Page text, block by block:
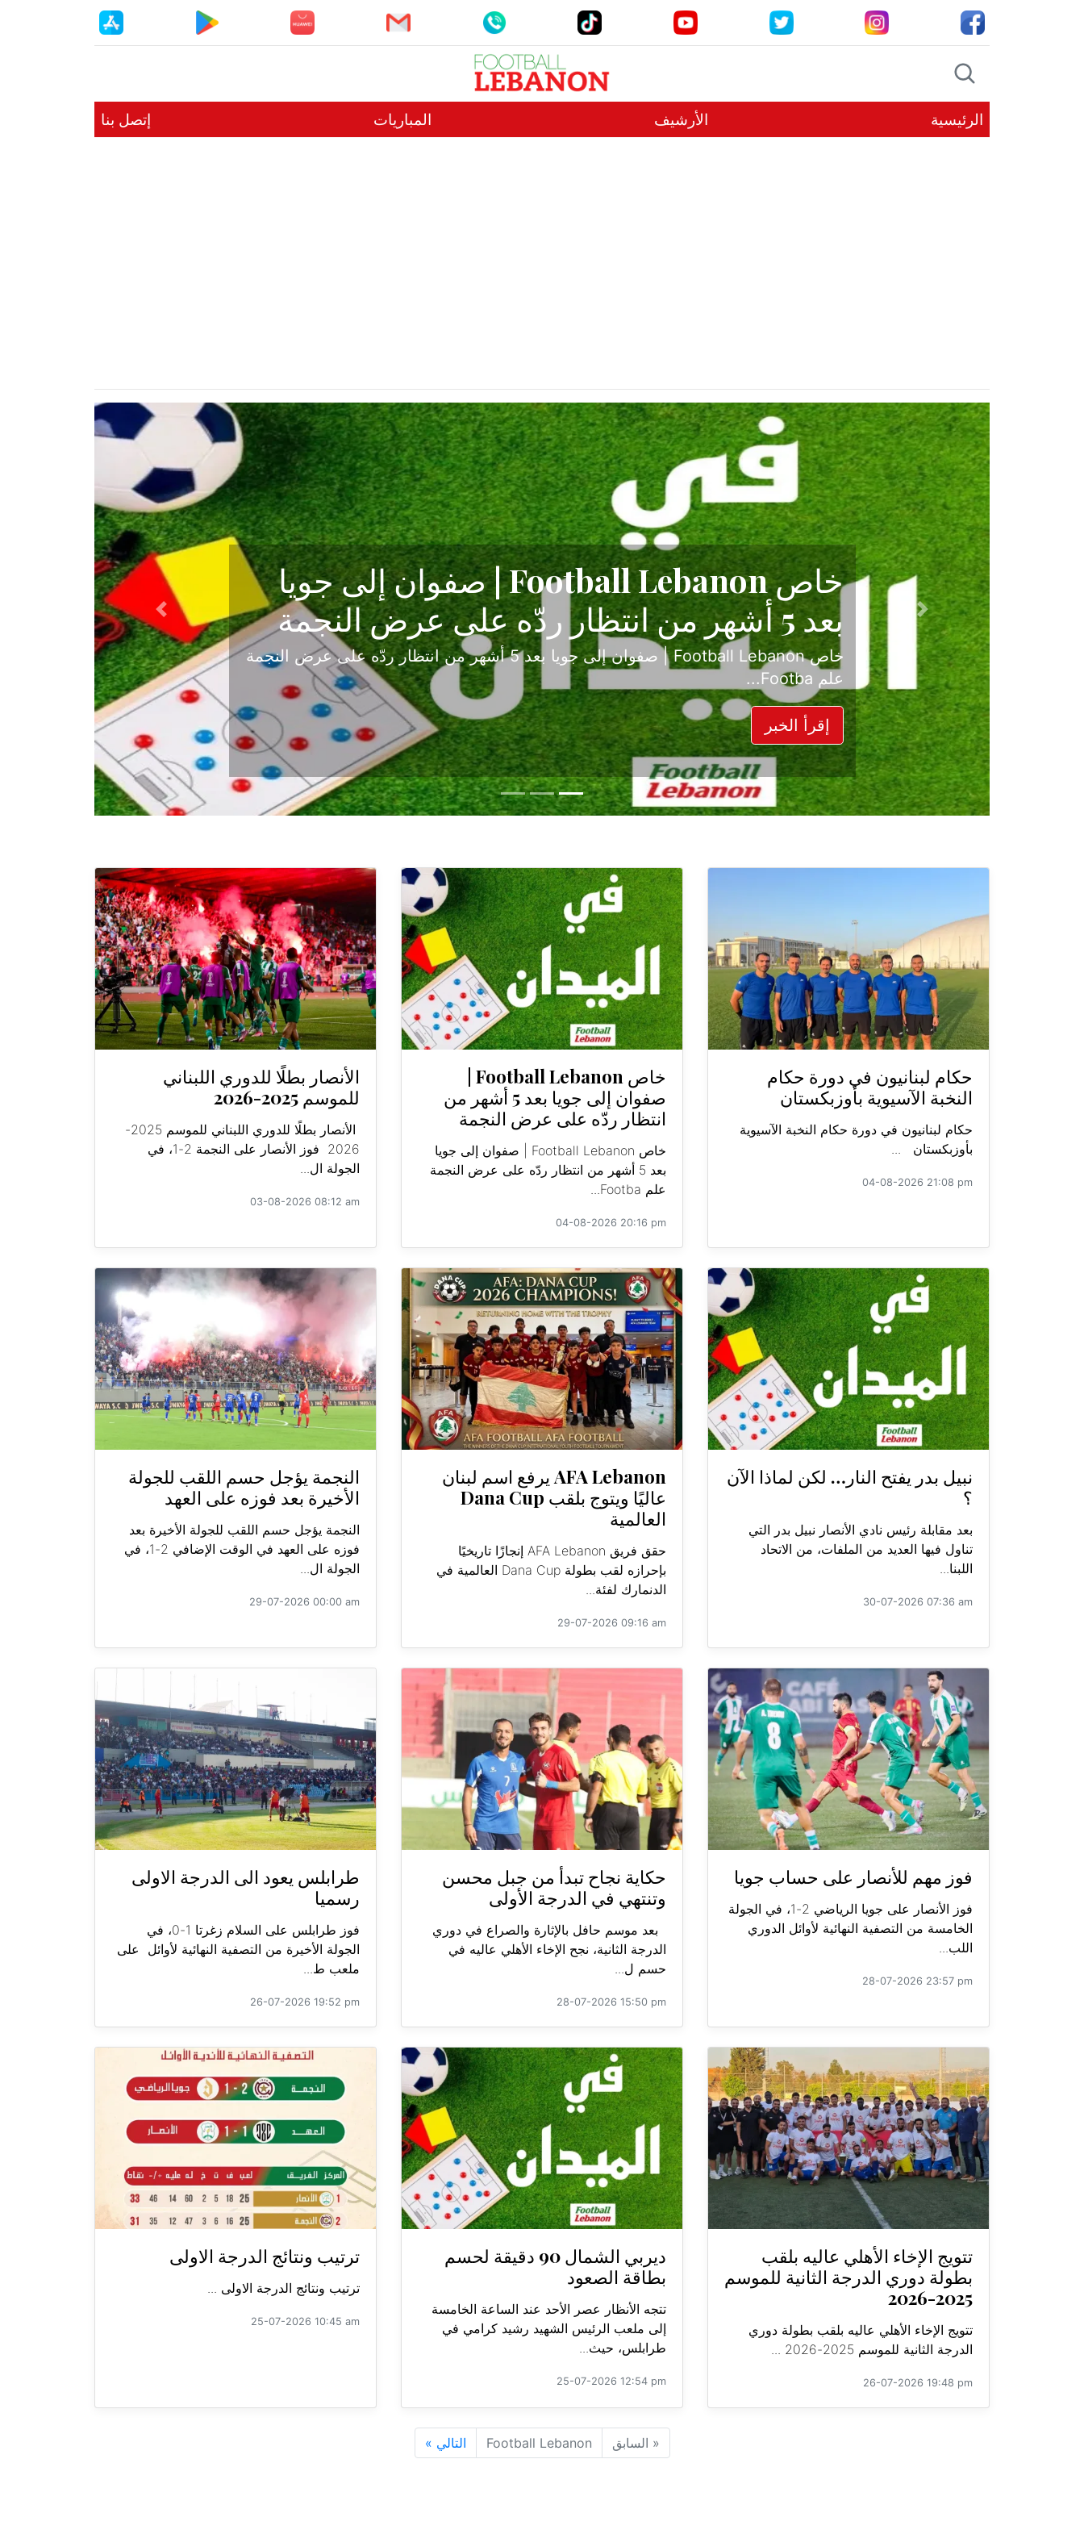
الرئيسية الأرشيف المباريات إتصل بنا
حكاية نجاح تبدأ من جبل محسن وتنتهي في
الدرجة الأولى
بعد موسم حافل بالإثارة والصراع في دوري الدرجة الثانية، نجح الإخاء الأهلي عاليه في
حسم ل...
إقرأ الخبر
Previous
Next
حكام لبنانيون في دورة حكام
النخبة الآسيوية بأوزبكستان
حكام لبنانيون في دورة حكام النخبة الآسيوية
بأوزبكستان ...
04-08-2026 21:08 pm
صفوان إلى جويا بعد 5 أشهر من
انتظار ردّه على عرض النجمة
خاص Football Lebanon | صفوان إلى جويا
بعد 5 أشهر من انتظار ردّه على عرض النجمة
علم Footba...
04-08-2026 20:16 pm
الأنصار بطلًا للدوري اللبناني
للموسم 2025-2026
الأنصار بطلًا للدوري اللبناني للموسم 2025-
2026 فوز الأنصار على النجمة 2-1، في
الجولة ال...
03-08-2026 08:12 am
نبيل بدر يفتح النار… لكن لماذا الآن
؟
بعد مقابلة رئيس نادي الأنصار نبيل بدر التي
تناول فيها العديد من الملفات، من الاتحاد
اللبنا...
30-07-2026 07:36 am
AFA Lebanon يرفع اسم لبنان
عاليًا ويتوج بلقب Dana Cup
العالمية
حقق فريق AFA Lebanon إنجازًا تاريخيًا
بإحرازه لقب بطولة Dana Cup العالمية في
الدنمارك لفئة...
29-07-2026 09:16 am
النجمة يؤجل حسم اللقب للجولة
الأخيرة بعد فوزه على العهد
النجمة يؤجل حسم اللقب للجولة الأخيرة بعد
فوزه على العهد في الوقت الإضافي 2-1، في
الجولة ال...
29-07-2026 00:00 am
فوز مهم للأنصار على حساب جويا
فوز الأنصار على جويا الرياضي 2-1، في الجولة
الخامسة من التصفية النهائية لأوائل الدوري
اللب...
28-07-2026 23:57 pm
حكاية نجاح تبدأ من جبل محسن
وتنتهي في الدرجة الأولى
بعد موسم حافل بالإثارة والصراع في دوري
الدرجة الثانية، نجح الإخاء الأهلي عاليه في
حسم ل...
28-07-2026 15:50 pm
طرابلس يعود الى الدرجة الاولى
رسميا
فوز طرابلس على السلام زغرتا 1-0، في
الجولة الأخيرة من التصفية النهائية لأوائل على
ملعب ط...
26-07-2026 19:52 pm
تتويج الإخاء الأهلي عاليه بلقب
بطولة دوري الدرجة الثانية للموسم
2025-2026
تتويج الإخاء الأهلي عاليه بلقب بطولة دوري
الدرجة الثانية للموسم 2025-2026 ...
26-07-2026 19:48 pm
ديربي الشمال 90 دقيقة لحسم
بطاقة الصعود
تتجه الأنظار عصر الأحد عند الساعة الخامسة
إلى ملعب الرئيس الشهيد رشيد كرامي في
طرابلس، حيث...
25-07-2026 12:54 pm
ترتيب ونتائج الدرجة الاولى
ترتيب ونتائج الدرجة الاولى ...
25-07-2026 10:45 am
« السابق Football Lebanon التالي »